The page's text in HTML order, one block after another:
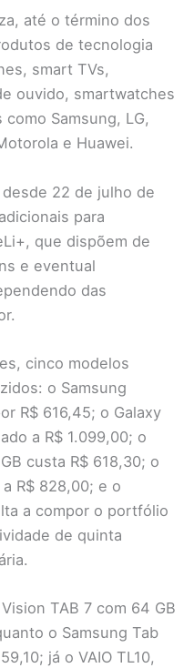
até o término dos
de tecnologia
smart TVs,
ouvido, smartwatches
Samsung, LG,
e Huawei.
22 de julho de
para
que dispõem de
e eventual
das
cinco modelos
o Samsung
R$ 616,45; o Galaxy
a R$ 1.099,00; o
custa R$ 618,30; o
R$ 828,00; e o
a compor o portfólio
de quinta
TAB 7 com 64 GB
o Samsung Tab
já o VAIO TL10,